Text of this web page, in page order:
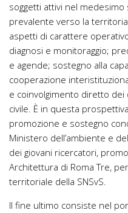
soggetti attivi nel medesimo
prevalente verso la
aspetti di carattere
diagnosi e monitoraggio;
e agende; sostegno alla
cooperazione
e coinvolgimento diretto
civile. È in questa
promozione e sostegno
Ministero dell’ambiente e
dei giovani ricercatori,
Architettura di Roma Tre,
territoriale della SNSvS.
Il fine ultimo consiste nel